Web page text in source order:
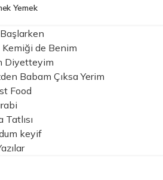
Yemek
Kemiği de Benim
Diyetteyim
Babam Çıksa Yerim
Food
Tatlısı
keyif